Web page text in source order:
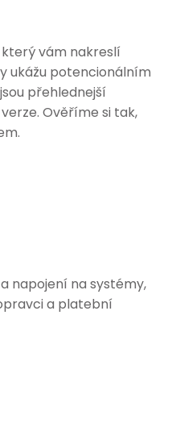
vám nakreslí
ukážu potencionálním
přehlednejší
Ověříme si tak,
napojení na systémy,
a platební